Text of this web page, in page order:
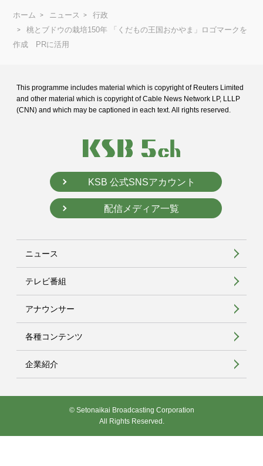
ホーム ニュース
行政
桃とブドウの栽培150年 「くだもの王国おかやま」ロゴマークを
作成 PRに活用
This programme includes material which is copyright of Reuters Limited
and other material which is copyright of Cable News Network LP, LLLP
(CNN) and which may be captioned in each text. All rights reserved.
KSB 公式SNSアカウント
配信メディア一覧
ニュース
テレビ番組
アナウンサー
各種コンテンツ
企業紹介
© Setonaikai Broadcasting Corporation
All Rights Reserved.